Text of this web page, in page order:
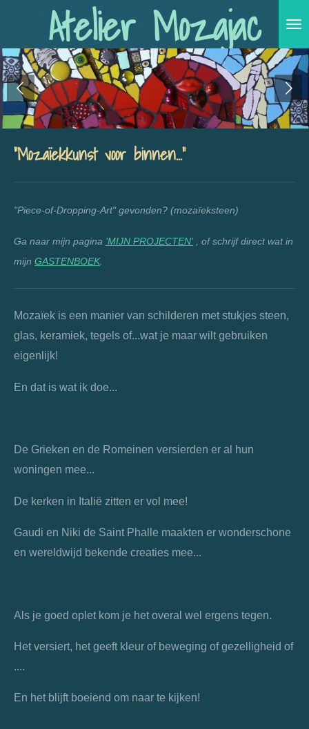
naar
de
hoofdinhoud
Atelier Mozajac
"Mozaïekkunst voor binnen..."
"Piece-of-Dropping-Art" gevonden? (mozaïeksteen)
Ga naar mijn pagina 'MIJN PROJECTEN' , of schrijf direct wat in
mijn GASTENBOEK.
Mozaïek is een manier van schilderen met stukjes steen,
glas, keramiek, tegels of...wat je maar wilt gebruiken
eigenlijk!
En dat is wat ik doe...
De Grieken en de Romeinen versierden er al hun
woningen mee...
De kerken in Italië zitten er vol mee!
Gaudi en Niki de Saint Phalle maakten er wonderschone
en wereldwijd bekende creaties mee...
Als je goed oplet kom je het overal wel ergens tegen.
Het versiert, het geeft kleur of beweging of gezelligheid of
....
En het blijft boeiend om naar te kijken!